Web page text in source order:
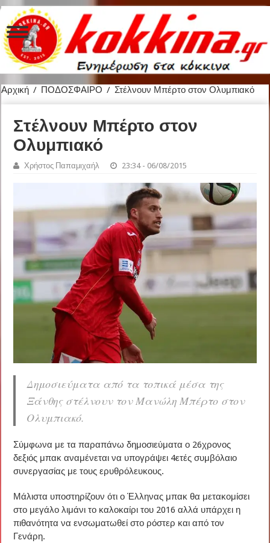
Αρχική / ΠΟΔΟΣΦΑΙΡΟ / Στέλνουν Μπέρτο στον Ολυμπιακό
Στέλνουν Μπέρτο στον
Ολυμπιακό
Χρήστος Παπαμιχαήλ 23:34 - 06/08/2015
Δημοσιεύματα από τα τοπικά μέσα της
Ξάνθης στέλνουν τον Μανώλη Μπέρτο στον
Ολυμπιακό.
Σύμφωνα με τα παραπάνω δημοσιεύματα ο 26χρονος
δεξιός μπακ αναμένεται να υπογράψει 4ετές συμβόλαιο
συνεργασίας με τους ερυθρόλευκους.
Μάλιστα υποστηρίζουν ότι ο Έλληνας μπακ θα μετακομίσει
στο μεγάλο λιμάνι το καλοκαίρι του 2016 αλλά υπάρχει η
πιθανότητα να ενσωματωθεί στο ρόστερ και από τον
Γενάρη.